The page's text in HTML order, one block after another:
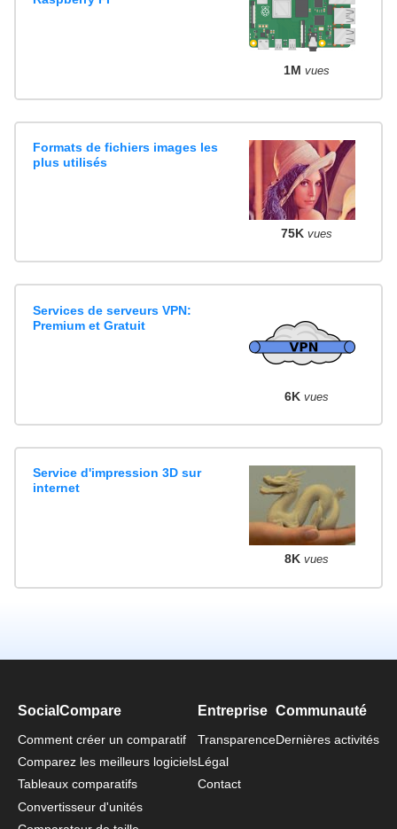
1M vues
Formats de fichiers images les
plus utilisés
75K vues
Services de serveurs VPN:
Premium et Gratuit
6K vues
Service d'impression 3D sur
internet
8K vues
SocialCompare
Comment créer un comparatif
Comparez les meilleurs logiciels
Tableaux comparatifs
Convertisseur d'unités
Entreprise
Transparence
Légal
Contact
Communauté
Dernières activités